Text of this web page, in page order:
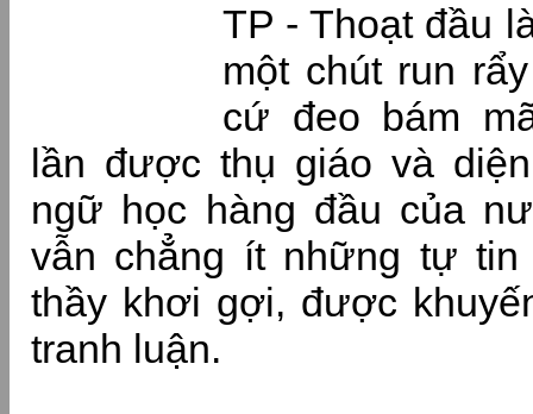
TP - Thoạt đầu
một chút run
cứ đeo bám
lần được thụ giáo và
ngữ học hàng đầu của
vẫn chẳng ít những tự
thầy khơi gợi, được
tranh luận.